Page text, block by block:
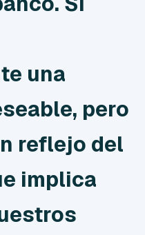
una
pero
reflejo del
implica